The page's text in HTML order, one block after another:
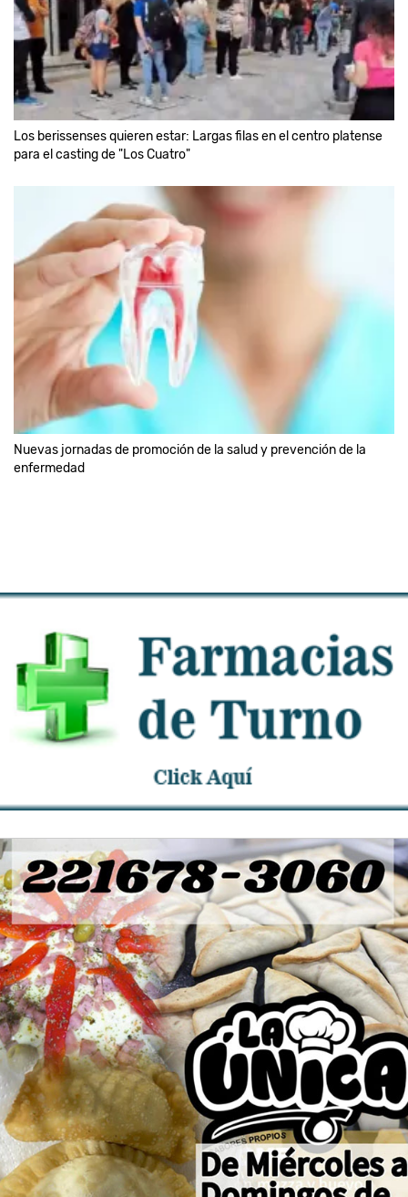
Los berissenses quieren estar: Largas filas en el centro platense
para el casting de "Los Cuatro"
Nuevas jornadas de promoción de la salud y prevención de la
enfermedad